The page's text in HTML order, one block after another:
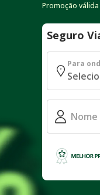
Promoção
Seguro
Para